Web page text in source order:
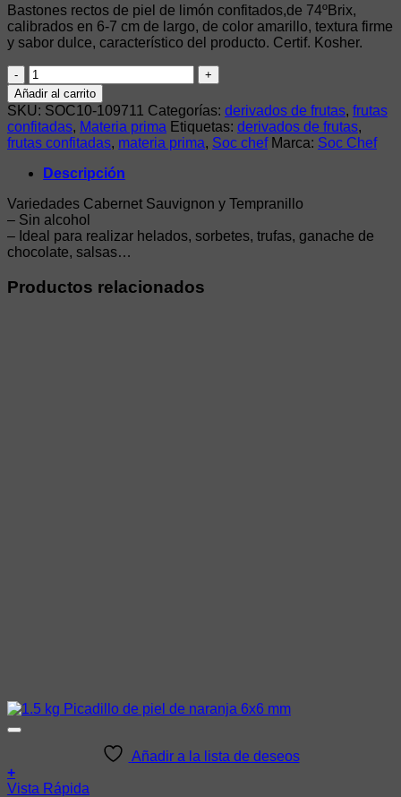
Bastones rectos de piel de limón confitados,de 74ºBrix,
calibrados en 6-7 cm de largo, de color amarillo, textura firme
y sabor dulce, característico del producto. Certif. Kosher.
VINO
TINTO
EN
POLVO
400G
cantidad
Añadir al carrito
SKU: SOC10-109711 Categorías: derivados de frutas, frutas
confitadas, Materia prima Etiquetas: derivados de frutas,
frutas confitadas, materia prima, Soc chef Marca: Soc Chef
Descripción
Variedades Cabernet Sauvignon y Tempranillo
– Sin alcohol
– Ideal para realizar helados, sorbetes, trufas, ganache de
chocolate, salsas…
Productos relacionados
Añadir a la lista de deseos
+
Vista Rápida